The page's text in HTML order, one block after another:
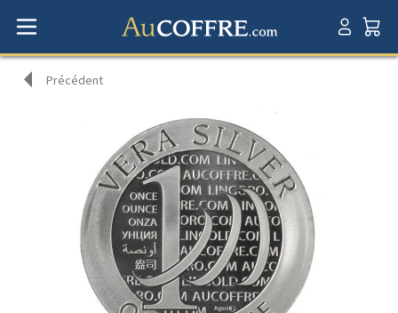
Précédent